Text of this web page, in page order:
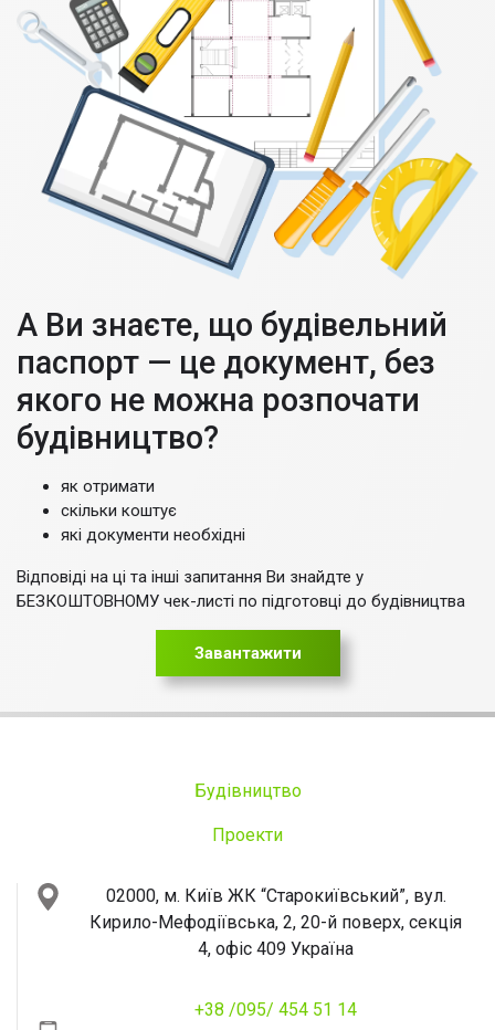
А Ви знаєте, що будівельний
паспорт — це документ, без
якого не можна розпочати
будівництво?
як отримати
скільки коштує
які документи необхідні
Відповіді на ці та інші запитання Ви знайдте у
БЕЗКОШТОВНОМУ чек-листі по підготовці до будівництва
Завантажити
Будівництво
Проекти
02000, м. Київ ЖК “Старокиївський”, вул.
Кирило-Мефодіївська, 2, 20-й поверх, секція
4, офіс 409 Україна
+38 /095/ 454 51 14